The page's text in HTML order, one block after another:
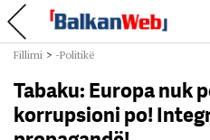
Fillimi > -Politikë
Tabaku: Europa nuk
korrupsioni po!